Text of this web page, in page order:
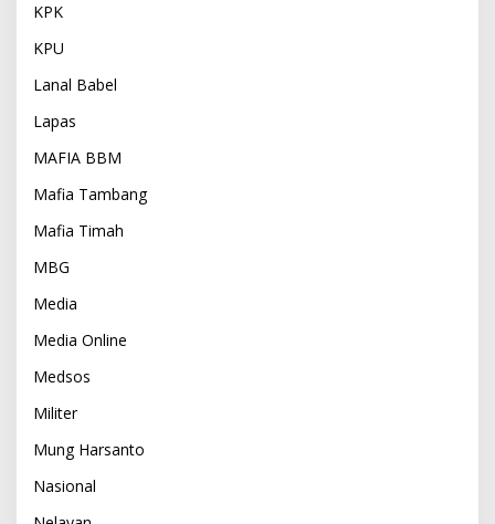
KPK
KPU
Lanal Babel
Lapas
MAFIA BBM
Mafia Tambang
Mafia Timah
MBG
Media
Media Online
Medsos
Militer
Mung Harsanto
Nasional